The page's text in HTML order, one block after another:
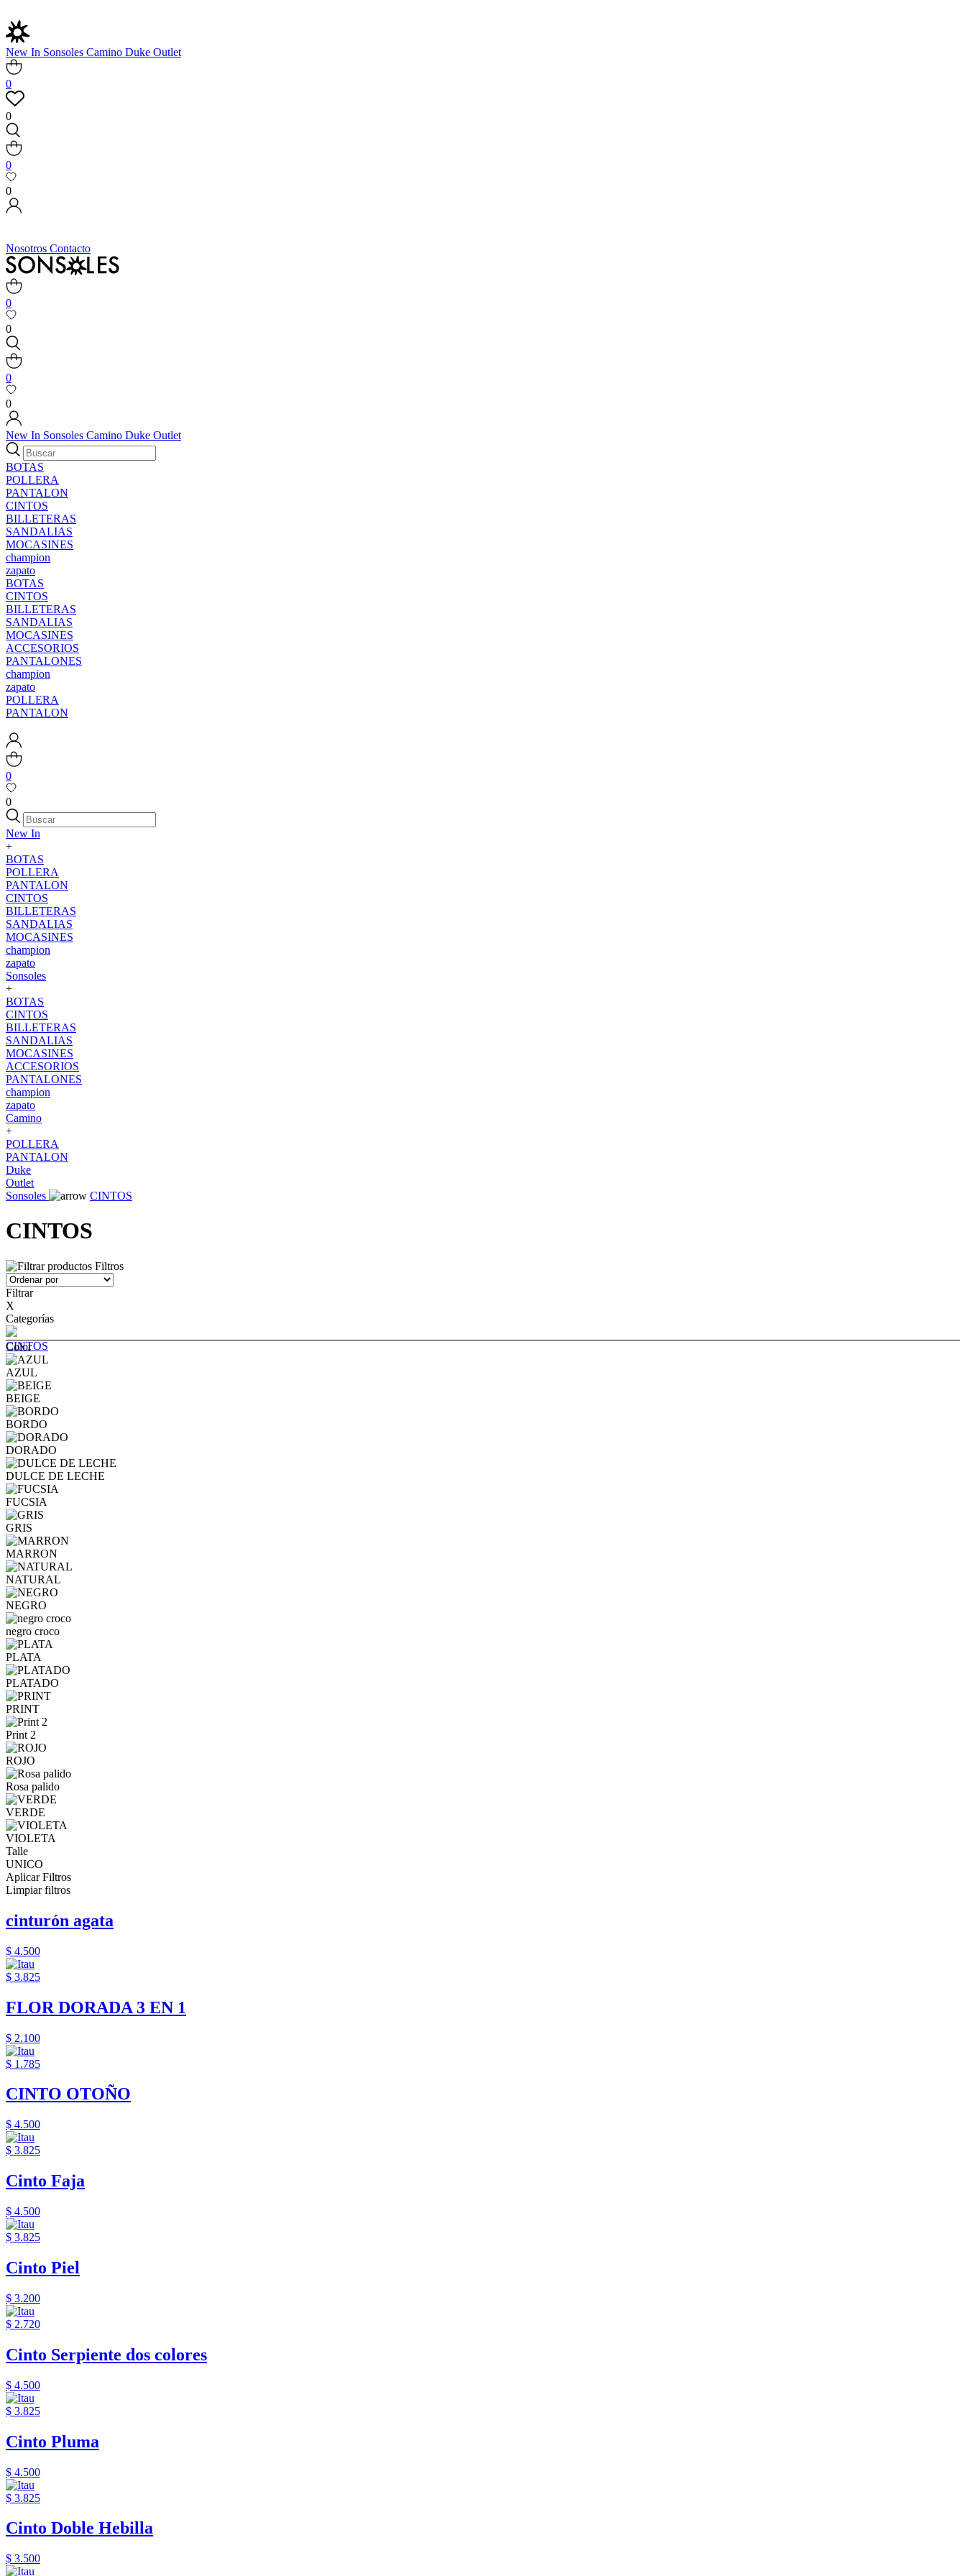
New In Sonsoles Camino Duke Outlet
0
0
0
0
Nosotros Contacto
0
0
0
0
New In Sonsoles Camino Duke Outlet
BOTAS
POLLERA
PANTALON
CINTOS
BILLETERAS
SANDALIAS
MOCASINES
champion
zapato
BOTAS
CINTOS
BILLETERAS
SANDALIAS
MOCASINES
ACCESORIOS
PANTALONES
champion
zapato
POLLERA
PANTALON
0
0
New In
+
BOTAS
POLLERA
PANTALON
CINTOS
BILLETERAS
SANDALIAS
MOCASINES
champion
zapato
Sonsoles
+
BOTAS
CINTOS
BILLETERAS
SANDALIAS
MOCASINES
ACCESORIOS
PANTALONES
champion
zapato
Camino
+
POLLERA
PANTALON
Duke
Outlet
Sonsoles
CINTOS
CINTOS
Filtros
Filtrar
X
Categorías
CINTOS
Color
AZUL
BEIGE
BORDO
DORADO
DULCE DE LECHE
FUCSIA
GRIS
MARRON
NATURAL
NEGRO
negro croco
PLATA
PLATADO
PRINT
Print 2
ROJO
Rosa palido
VERDE
VIOLETA
Talle
UNICO
Aplicar Filtros
Limpiar filtros
cinturón agata
$ 4.500
$ 3.825
FLOR DORADA 3 EN 1
$ 2.100
$ 1.785
CINTO OTOÑO
$ 4.500
$ 3.825
Cinto Faja
$ 4.500
$ 3.825
Cinto Piel
$ 3.200
$ 2.720
Cinto Serpiente dos colores
$ 4.500
$ 3.825
Cinto Pluma
$ 4.500
$ 3.825
Cinto Doble Hebilla
$ 3.500